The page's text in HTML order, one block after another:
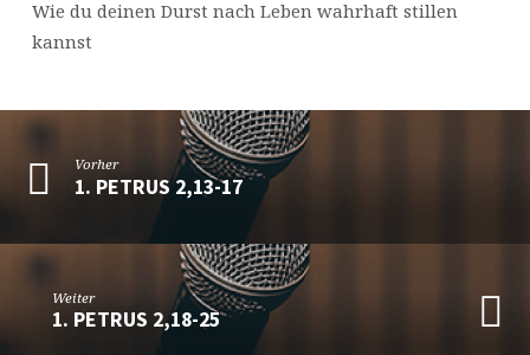
Wie du deinen Durst nach Leben wahrhaft stillen
kannst
Vorher
1. PETRUS 2,13-17
Weiter
1. PETRUS 2,18-25